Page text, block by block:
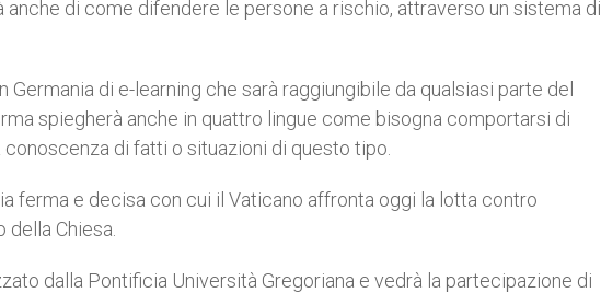
di come difendere le persone a rischio, attraverso un sistema di
di e-learning che sarà raggiungibile da qualsiasi parte del
spiegherà anche in quattro lingue come bisogna comportarsi di
di fatti o situazioni di questo tipo.
ferma e decisa con cui il Vaticano affronta oggi la lotta contro
Chiesa.
dalla Pontificia Università Gregoriana e vedrà la partecipazione di